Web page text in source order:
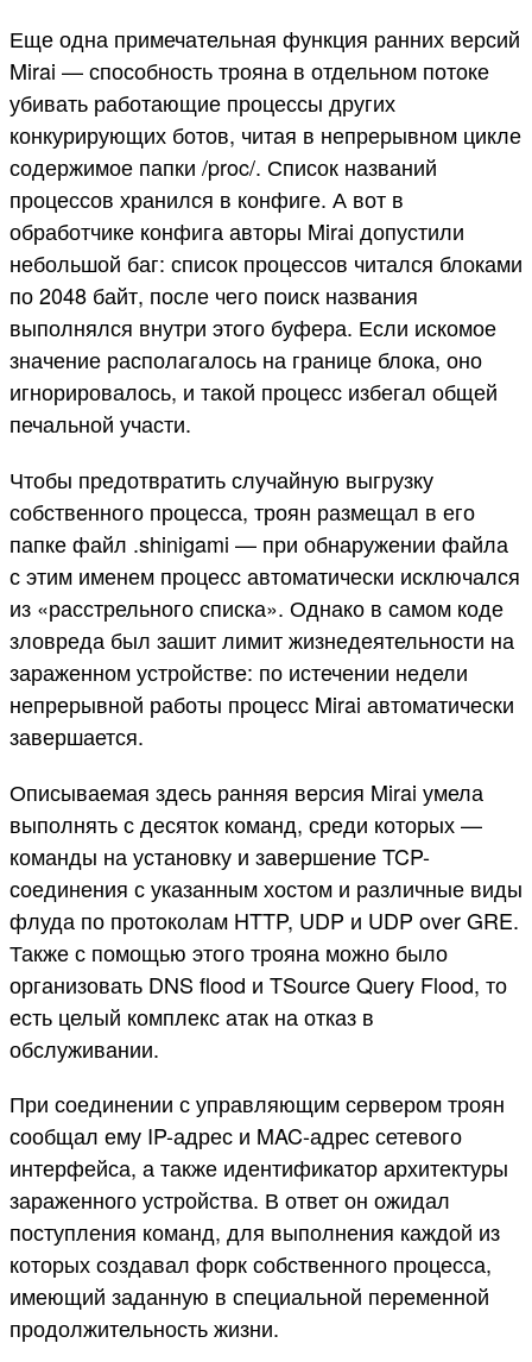
Еще одна примечательная функция ранних версий
Mirai — способность трояна в отдельном потоке
убивать работающие процессы других
конкурирующих ботов, читая в непрерывном цикле
содержимое папки /proc/. Список названий
процессов хранился в конфиге. А вот в
обработчике конфига авторы Mirai допустили
небольшой баг: список процессов читался блоками
по 2048 байт, после чего поиск названия
выполнялся внутри этого буфера. Если искомое
значение располагалось на границе блока, оно
игнорировалось, и такой процесс избегал общей
печальной участи.
Чтобы предотвратить случайную выгрузку
собственного процесса, троян размещал в его
папке файл .shinigami — при обнаружении файла
с этим именем процесс автоматически исключался
из «расстрельного списка». Однако в самом коде
зловреда был зашит лимит жизнедеятельности на
зараженном устройстве: по истечении недели
непрерывной работы процесс Mirai автоматически
завершается.
Описываемая здесь ранняя версия Mirai умела
выполнять с десяток команд, среди которых —
команды на установку и завершение TCP-
соединения с указанным хостом и различные виды
флуда по протоколам HTTP, UDP и UDP over GRE.
Также с помощью этого трояна можно было
организовать DNS flood и TSource Query Flood, то
есть целый комплекс атак на отказ в
обслуживании.
При соединении с управляющим сервером троян
сообщал ему IP-адрес и MAC-адрес сетевого
интерфейса, а также идентификатор архитектуры
зараженного устройства. В ответ он ожидал
поступления команд, для выполнения каждой из
которых создавал форк собственного процесса,
имеющий заданную в специальной переменной
продолжительность жизни.